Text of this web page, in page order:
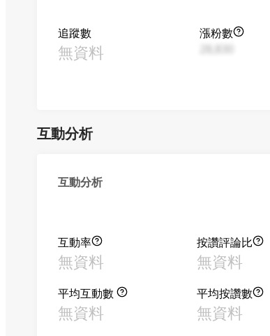
追蹤數
無資料
漲粉數
互動分析
互動分析
互動率
無資料
按讚評論比
無資料
平均互動數
無資料
平均按讚數
無資料